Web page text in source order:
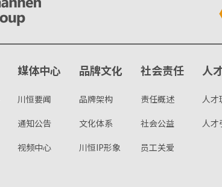
媒体中心
川恒要闻
通知公告
视频中心
品牌文化
品牌架构
文化体系
川恒IP形象
社会责任
责任概述
社会公益
员工关爱
人
人才
人才